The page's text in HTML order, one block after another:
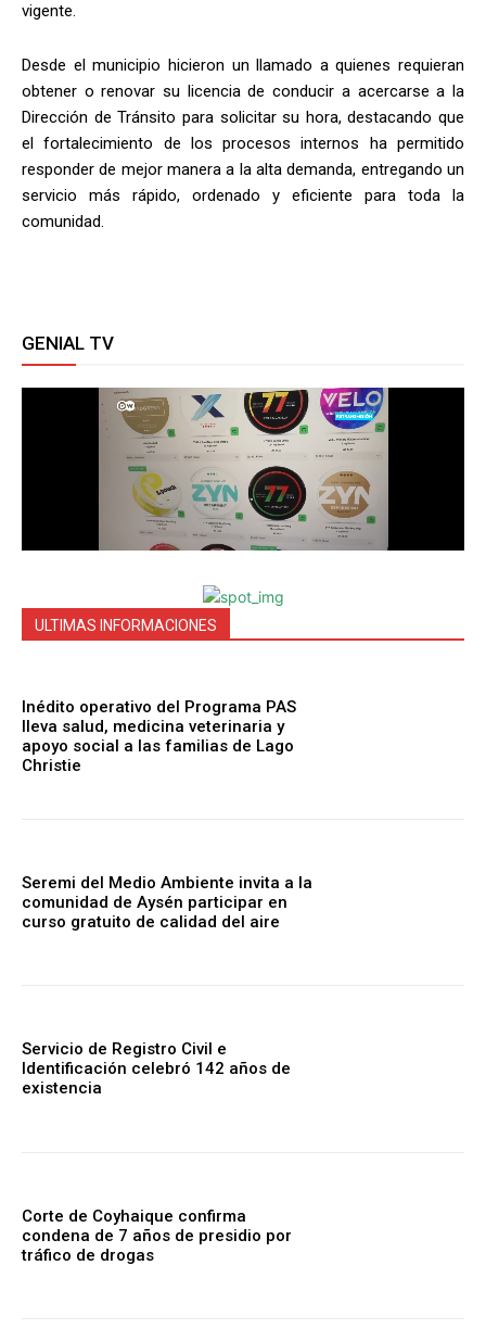
vigente.
Desde el municipio hicieron un llamado a quienes requieran
obtener o renovar su licencia de conducir a acercarse a la
Dirección de Tránsito para solicitar su hora, destacando que
el fortalecimiento de los procesos internos ha permitido
responder de mejor manera a la alta demanda, entregando un
servicio más rápido, ordenado y eficiente para toda la
comunidad.
GENIAL TV
ULTIMAS INFORMACIONES
Inédito operativo del Programa PAS
lleva salud, medicina veterinaria y
apoyo social a las familias de Lago
Christie
Seremi del Medio Ambiente invita a la
comunidad de Aysén participar en
curso gratuito de calidad del aire
Servicio de Registro Civil e
Identificación celebró 142 años de
existencia
Corte de Coyhaique confirma
condena de 7 años de presidio por
tráfico de drogas